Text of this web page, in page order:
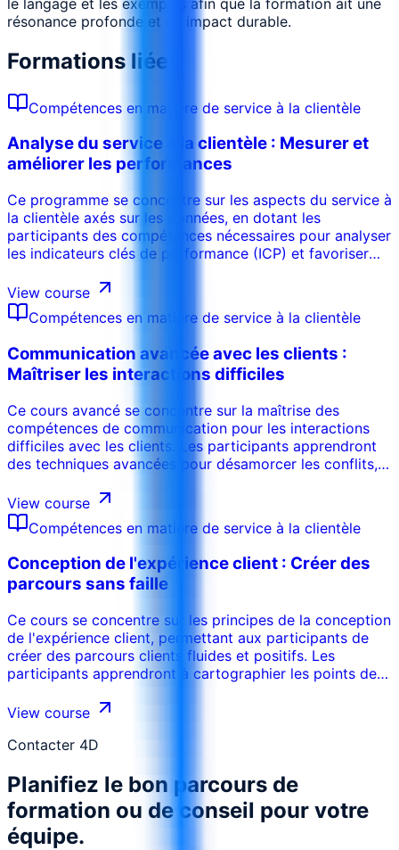
résonance profonde et un impact durable.
Formations liées
Compétences en matière de service à la clientèle
Analyse du service à la clientèle : Mesurer et
améliorer les performances
Ce programme se concentre sur les aspects du service à
la clientèle axés sur les données, en dotant les
participants des compétences nécessaires pour analyser
les indicateurs clés de performance (ICP) et favoriser
utiliser des outils d'analyse pour suivre la satisfaction
des clients, identifier les tendances et mesurer
l'efficacité des initiatives de service. Le programme met
l'accent sur l'importance de l'utilisation des données
pour prendre des décisions éclairées et optimiser les
opérations de service à la clientèle.
View course
Compétences en matière de service à la clientèle
Communication avancée avec les clients :
Maîtriser les interactions difficiles
Ce cours avancé se concentre sur la maîtrise des
compétences de communication pour les interactions
difficiles avec les clients. Les participants apprendront
des techniques avancées pour désamorcer les conflits,
problèmes complexes. Le programme met l'accent sur
l'intelligence émotionnelle, la communication assertive
et les stratégies de résolution de problèmes. Les
participants prendront confiance en leur capacité à
gérer les situations les plus difficiles avec
professionnalisme et empathie. .
View course
Compétences en matière de service à la clientèle
Conception de l'expérience client : Créer des
parcours sans faille
Ce cours se concentre sur les principes de la conception
de l'expérience client, permettant aux participants de
créer des parcours clients fluides et positifs. Les
participants apprendront à cartographier les points de
douloureux et à concevoir des solutions de service qui
l'accent sur une approche centrée sur le client pour la
d'information et les données pour optimiser l'expérience
du client.
View course
Contacter 4D
Planifiez le bon parcours de
formation ou de conseil pour votre
équipe.